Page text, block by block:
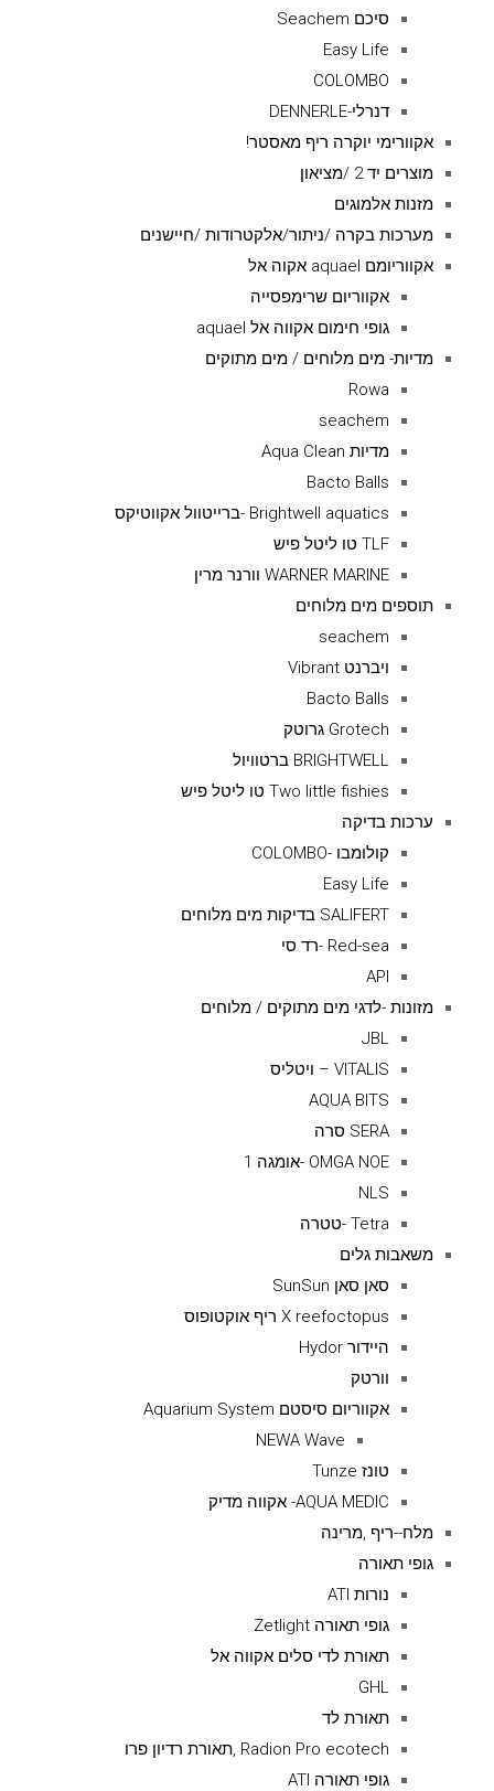
סיכם Seachem
Easy Life
COLOMBO
דנרלי-DENNERLE
אקוורימי יוקרה ריף מאסטר!
מוצרים יד 2 /מציאון
מזנות אלמוגים
מערכות בקרה /ניתור/אלקטרודות /חיישנים
אקווריומם aquael אקוה אל
אקווריום שרימפסייה
גופי חימום אקווה אל aquael
מדיות- מים מלוחים / מים מתוקים
Rowa
seachem
מדיות Aqua Clean
Bacto Balls
Brightwell aquatics -ברייטוול אקווטיקס
TLF טו ליטל פיש
WARNER MARINE וורנר מרין
תוספים מים מלוחים
seachem
ויברנט Vibrant
Bacto Balls
Grotech גרוטק
BRIGHTWELL ברטוויול
Two little fishies טו ליטל פיש
ערכות בדיקה
קולומבו -COLOMBO
Easy Life
SALIFERT בדיקות מים מלוחים
Red-sea -רד סי
API
מזונות -לדגי מים מתוקים / מלוחים
JBL
VITALIS – ויטליס
AQUA BITS
SERA סרה
OMGA NOE -אומגה 1
NLS
Tetra -טטרה
משאבות גלים
סאן סאן SunSun
X reefoctopus ריף אוקטופוס
היידור Hydor
וורטק
אקווריום סיסטם Aquarium System
NEWA Wave
טונז Tunze
AQUA MEDIC- אקווה מדיק
מלח--ריף ,מרינה
גופי תאורה
נורות ATI
גופי תאורה Zetlight
תאורת לדי סלים אקווה אל
GHL
תאורת לד
Radion Pro ecotech ,תאורת רדיון פרו
גופי תאורה ATI